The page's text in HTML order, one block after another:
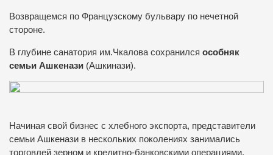
Возвращемся по Французскому бульвару по нечетной
стороне.
В глубине санатория им.Чкалова сохранился особняк
семьи Ашкенази (Ашкинази).
Начиная свой бизнес с хлебного экспорта, представители
семьи Ашкенази в нескольких поколениях занимались
торговлей зерном и кредитно-банковскими операциями.